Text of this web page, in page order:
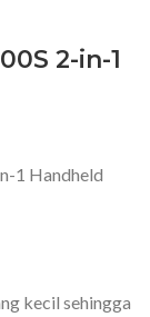
2-in-1
1 Handheld
kecil sehingga